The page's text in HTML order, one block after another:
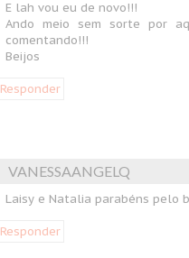
E lah vou eu de novo!!!
Ando meio sem sorte por
comentando!!!
Beijos
Responder
VANESSAANGELQ
Laisy e Natalia parabéns pelo
Responder